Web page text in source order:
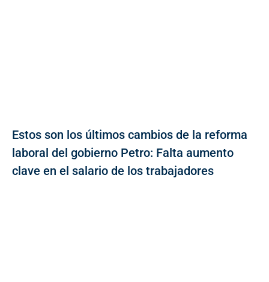
Estos son los últimos cambios de la reforma
laboral del gobierno Petro: Falta aumento
clave en el salario de los trabajadores